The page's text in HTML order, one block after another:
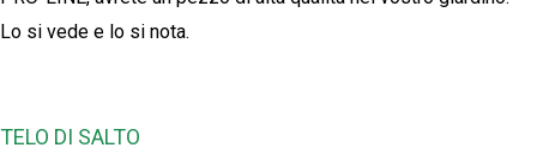
Lo si vede e lo si nota.
TELO DI SALTO